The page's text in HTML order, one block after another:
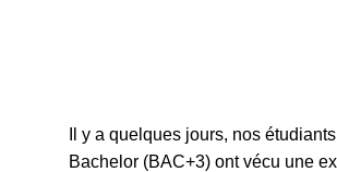
Il y a quelques jours, nos
Bachelor (BAC+3) ont vécu une